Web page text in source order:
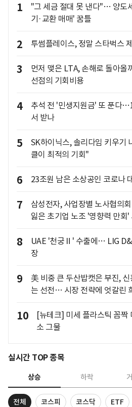
1
"그 세금 절대 못 낸다"… 양도
기·교환 매매' 꿈틀
2 투썸플레이스, 정말 스타벅스
3
먼저 맺은 LTA, 손해로 돌아
선점의 기회비용
4
추석 전 '민생지원금' 또 푼다
서 받나
5
SK하이닉스, 솔리다임 키우기
클이 최적의 기회"
6 23조원 남은 소상공인 코로나
7
삼성전자, 사업장별 노사협의
잃은 초기업 노조 '영향력 만회'
8
UAE '천궁Ⅱ' 수출에… LIG
장
9
美 비중 큰 두산밥캣은 부진,
는 선전… 시장 전략에 엇갈린
10
[뉴테크] 미세 플라스틱 꼼짝
소 그물
실시간 TOP 종목
상승 하락
전체 코스피 코스닥 ETF